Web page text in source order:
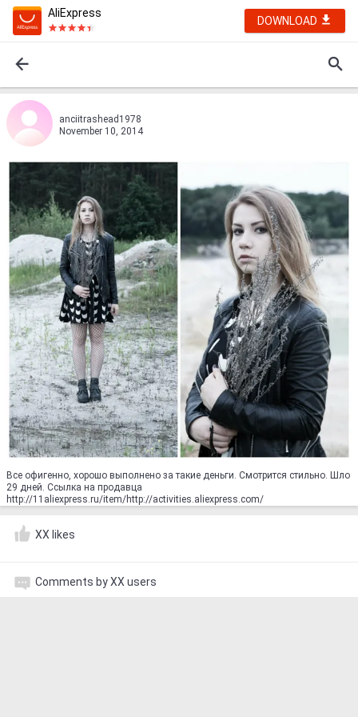
AliExpress
DOWNLOAD
anciitrashead1978
November 10, 2014
Все офигенно, хорошо выполнено за такие деньги. Смотрится стильно. Шло
29 дней. Ссылка на продавца
http://11aliexpress.ru/item/http://activities.aliexpress.com/
XX likes
Comments by XX users